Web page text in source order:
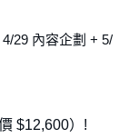
29 內容企劃 + 5/
$12,600）!